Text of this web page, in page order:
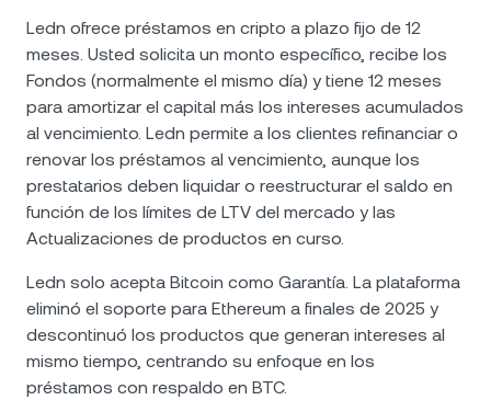
Ledn ofrece préstamos en cripto a plazo fijo de 12
meses. Usted solicita un monto específico, recibe los
Fondos (normalmente el mismo día) y tiene 12 meses
para amortizar el capital más los intereses acumulados
al vencimiento. Ledn permite a los clientes refinanciar o
renovar los préstamos al vencimiento, aunque los
prestatarios deben liquidar o reestructurar el saldo en
función de los límites de LTV del mercado y las
Actualizaciones de productos en curso.
Ledn solo acepta Bitcoin como Garantía. La plataforma
eliminó el soporte para Ethereum a finales de 2025 y
descontinuó los productos que generan intereses al
mismo tiempo, centrando su enfoque en los
préstamos con respaldo en BTC.